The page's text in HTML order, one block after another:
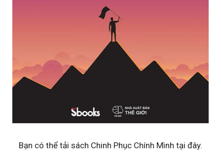
Bạn có thể tải sách Chinh Phục Chính Mình tại đây.